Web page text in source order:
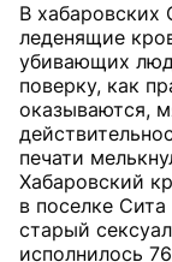
В
леденящие
убивающих
поверку, как
оказываются,
печати
Хабаровский
в поселке
старый
исполнилось